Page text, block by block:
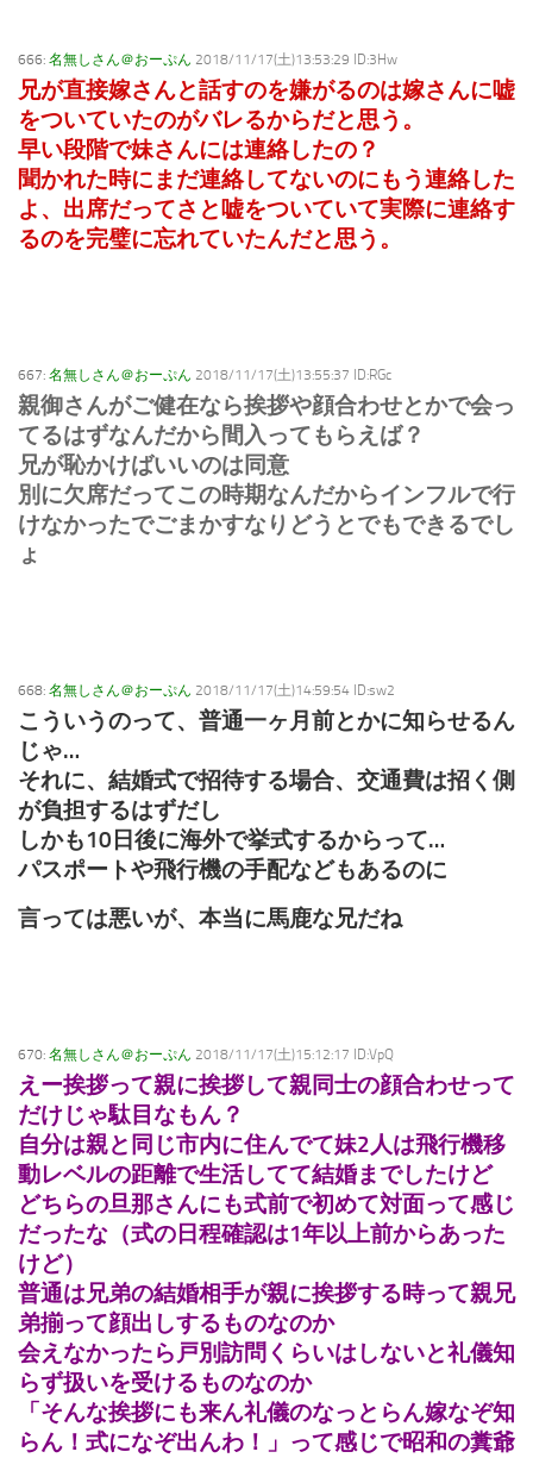
666: 名無しさん＠おーぷん 2018/11/17(土)13:53:29 ID:3Hw
兄が直接嫁さんと話すのを嫌がるのは嫁さんに嘘
をついていたのがバレるからだと思う。
早い段階で妹さんには連絡したの？
聞かれた時にまだ連絡してないのにもう連絡した
よ、出席だってさと嘘をついていて実際に連絡す
るのを完璧に忘れていたんだと思う。
667: 名無しさん＠おーぷん 2018/11/17(土)13:55:37 ID:RGc
親御さんがご健在なら挨拶や顔合わせとかで会っ
てるはずなんだから間入ってもらえば？
兄が恥かけばいいのは同意
別に欠席だってこの時期なんだからインフルで行
けなかったでごまかすなりどうとでもできるでし
ょ
668: 名無しさん＠おーぷん 2018/11/17(土)14:59:54 ID:sw2
こういうのって、普通一ヶ月前とかに知らせるん
じゃ…
それに、結婚式で招待する場合、交通費は招く側
が負担するはずだし
しかも10日後に海外で挙式するからって…
パスポートや飛行機の手配などもあるのに
言っては悪いが、本当に馬鹿な兄だね
670: 名無しさん＠おーぷん 2018/11/17(土)15:12:17 ID:VpQ
えー挨拶って親に挨拶して親同士の顔合わせって
だけじゃ駄目なもん？
自分は親と同じ市内に住んでて妹2人は飛行機移
動レベルの距離で生活してて結婚までしたけど
どちらの旦那さんにも式前で初めて対面って感じ
だったな（式の日程確認は1年以上前からあった
けど）
普通は兄弟の結婚相手が親に挨拶する時って親兄
弟揃って顔出しするものなのか
会えなかったら戸別訪問くらいはしないと礼儀知
らず扱いを受けるものなのか
「そんな挨拶にも来ん礼儀のなっとらん嫁なぞ知
らん！式になぞ出んわ！」って感じで昭和の糞爺